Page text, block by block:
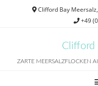
Clifford Bay
+49
Clifford
ZARTE MEERSALZFLOCKEN